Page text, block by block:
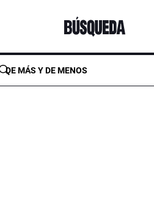
DE MÁS Y DE MENOS